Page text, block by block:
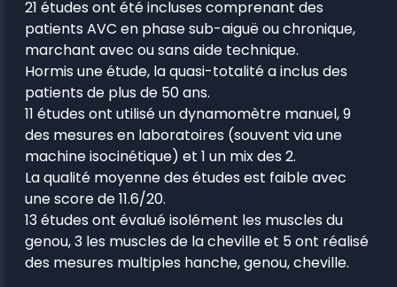
21 études ont été incluses comprenant des
patients AVC en phase sub-aiguë ou chronique,
marchant avec ou sans aide technique.
Hormis une étude, la quasi-totalité a inclus des
patients de plus de 50 ans.
11 études ont utilisé un dynamomètre manuel, 9
des mesures en laboratoires (souvent via une
machine isocinétique) et 1 un mix des 2.
La qualité moyenne des études est faible avec
une score de 11.6/20.
13 études ont évalué isolément les muscles du
genou, 3 les muscles de la cheville et 5 ont réalisé
des mesures multiples hanche, genou, cheville.